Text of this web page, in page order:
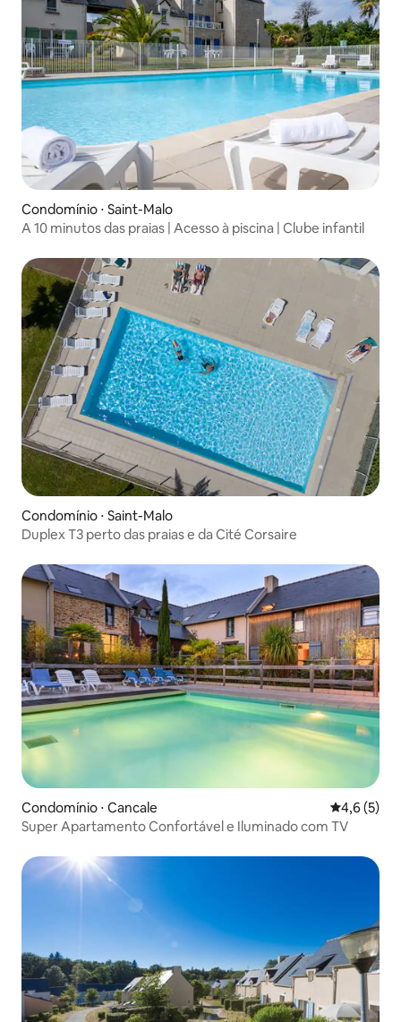
Condomínio ⋅ Saint-Malo
A 10 minutos das praias | Acesso à piscina | Clube infantil
Condomínio ⋅ Saint-Malo
Duplex T3 perto das praias e da Cité Corsaire
Condomínio ⋅ Cancale 4,6 de
4,6 (5)
Super Apartamento Confortável e Iluminado com TV